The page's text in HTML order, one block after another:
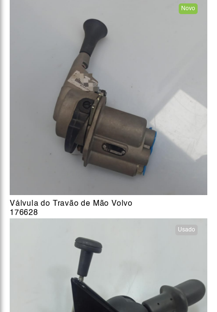
Novo
Válvula do Travão de Mão Volvo
176628
Usado